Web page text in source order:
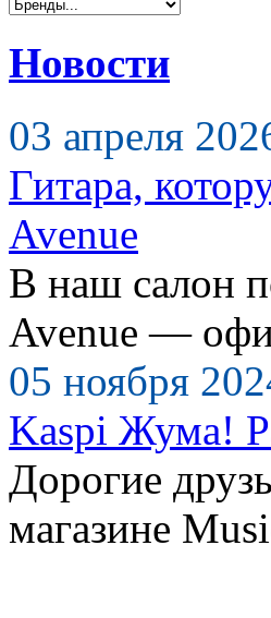
Новости
03 апреля
Гитара,
Avenue
В наш салон
Avenue —
05 ноября
Kaspi Жума!
Дорогие
магазине